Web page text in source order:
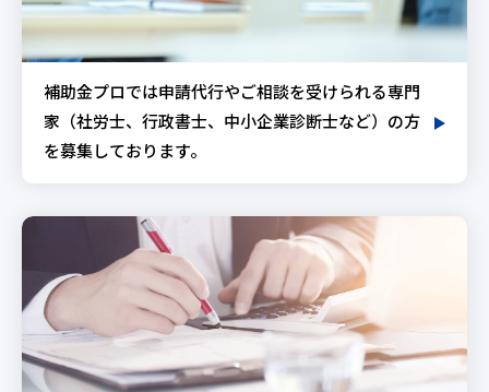
補助金プロでは申請代行やご相談を受けられる専門
家（社労士、行政書士、中小企業診断士など）の方
を募集しております。